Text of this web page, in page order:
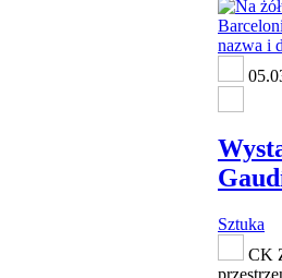
Sztuka
CK